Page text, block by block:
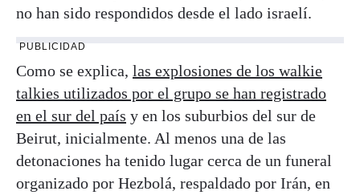
no han sido respondidos desde el lado israelí.
PUBLICIDAD
Como se explica, las explosiones de los walkie
talkies utilizados por el grupo se han registrado
en el sur del país y en los suburbios del sur de
Beirut, inicialmente. Al menos una de las
detonaciones ha tenido lugar cerca de un funeral
organizado por Hezbolá, respaldado por Irán, en